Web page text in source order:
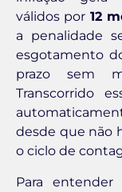
válidos por 12
a penalidade
esgotamento
prazo sem
Transcorrido
desde que não
o ciclo de
Para